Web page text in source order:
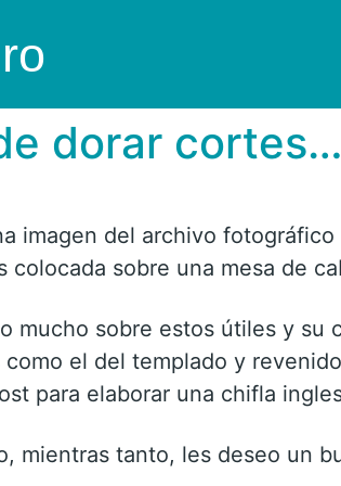
dorar cortes…
imagen del archivo
colocada sobre una mesa de
mucho sobre estos útiles y
como el del templado y
para elaborar una chifla
mientras tanto, les deseo un